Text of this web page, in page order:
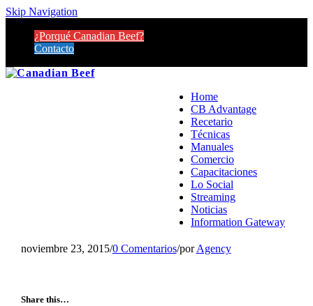
Skip Navigation
¿Porqué Canadian Beef?
Contacto
Home
CB Advantage
Recetario
Técnicas
Manuales
Comercio
Capacitaciones
Lo Social
Streaming
Noticias
Information Gateway
noviembre 23, 2015/0 Comentarios/porAgency
Share this…